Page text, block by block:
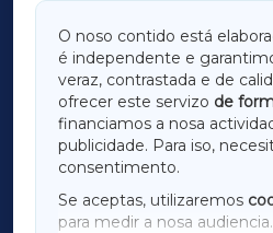
O noso contido está
é independente e
veraz, contrastada e de
ofrecer este servizo de
financiamos a nosa
publicidade. Para iso,
consentimento.
Se aceptas, utilizaremos
para medir a nosa